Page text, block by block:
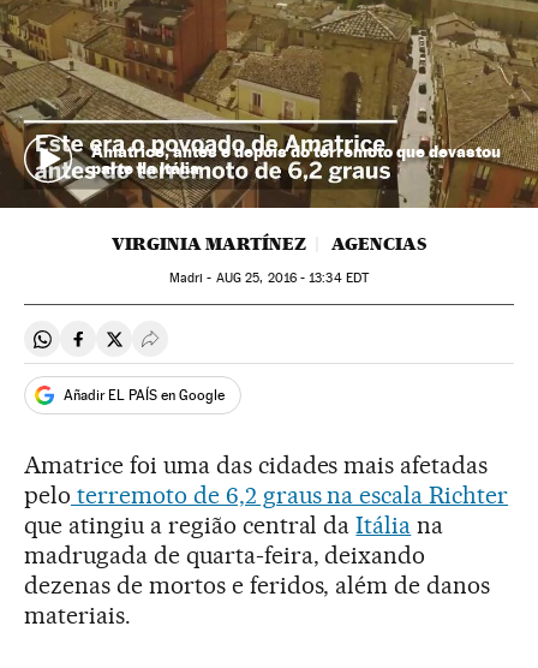
Amatrice, antes e depois do terremoto que devastou
parte da Itália
VIRGINIA MARTÍNEZ AGENCIAS
Madri - AUG 25, 2016 - 13:34EDT
Compartir en Whatsapp
Compartir en Facebook
Compartir en Twitter
Desplegar Redes Sociales
Añadir EL PAÍS en Google
Amatrice foi uma das cidades mais afetadas
pelo terremoto de 6,2 graus na escala Richter
que atingiu a região central daItália na
madrugada de quarta-feira, deixando
dezenas de mortos e feridos, além de danos
materiais.